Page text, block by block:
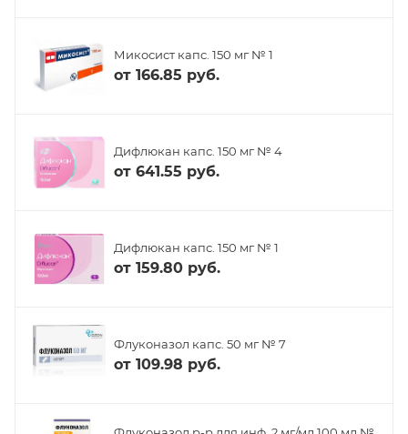
Микосист капс. 150 мг № 1
от 166.85 руб.
Дифлюкан капс. 150 мг № 4
от 641.55 руб.
Дифлюкан капс. 150 мг № 1
от 159.80 руб.
Флуконазол капс. 50 мг № 7
от 109.98 руб.